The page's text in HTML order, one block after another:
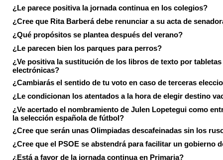
¿Le parece positiva la jornada continua en los colegios?
¿Cree que Rita Barberá debe renunciar a su acta de
¿Qué propósitos se plantea después del verano?
¿Le parecen bien los parques para perros?
¿Ve positiva la sustitución de los libros de texto por tabletas
electrónicas?
¿Cambiarás el sentido de tu voto en caso de terceras
¿Le condicionan los atentados a la hora de elegir destino
¿Ve acertado el nombramiento de Julen Lopetegui como
la selección española de fútbol?
¿Cree que serán unas Olimpiadas descafeinadas sin los
¿Cree que el PSOE se abstendrá para facilitar un gobierno
¿Está a favor de la jornada continua en Primaria?